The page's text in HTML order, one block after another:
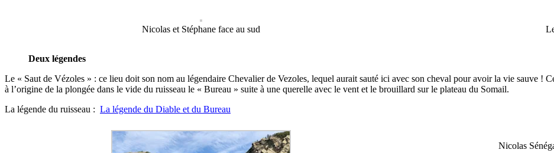
Nicolas et Stéphane face au sud
Deux légendes
Le « Saut de Vézoles » : ce lieu doit son nom au légendaire Chevalier de Vezoles, lequel aurait sauté ici avec son cheval pour avoir la vie sauve !
à l’origine de la plongée dans le vide du ruisseau le « Bureau » suite à une querelle avec le vent et le brouillard sur le plateau du Somail.
La légende du ruisseau : La légende du Diable et du Bureau
Nicolas